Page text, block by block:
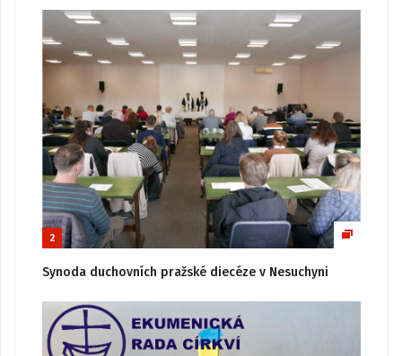
2
Synoda duchovních pražské diecéze v Nesuchyni